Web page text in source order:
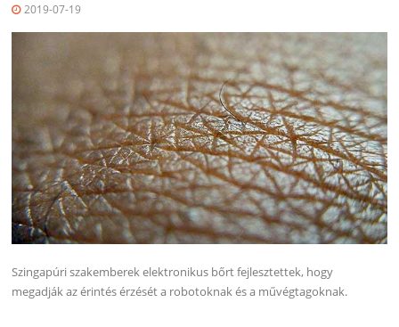
2019-07-19
Szingapúri szakemberek elektronikus bőrt fejlesztettek, hogy
megadják az érintés érzését a robotoknak és a művégtagoknak.